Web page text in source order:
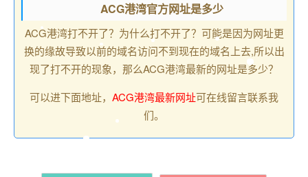
ACG港湾官方网址是多少
ACG港湾打不开了？为什么打不开了？可能是因为网址更
换的缘故导致以前的域名访问不到现在的域名上去,所以出
现了打不开的现象，那么ACG港湾最新的网址是多少？
可以进下面地址， ACG港湾最新网址可在线留言联系我
们。